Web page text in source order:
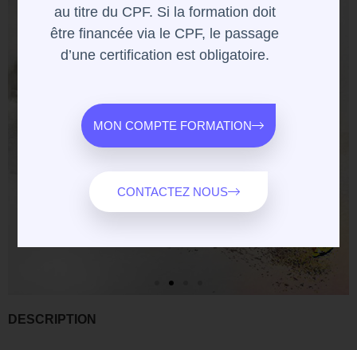
DESCRIPTION
au titre du CPF. Si la formation doit
être financée via le CPF, le passage
d’une certification est obligatoire.
MON COMPTE FORMATION
CONTACTEZ NOUS